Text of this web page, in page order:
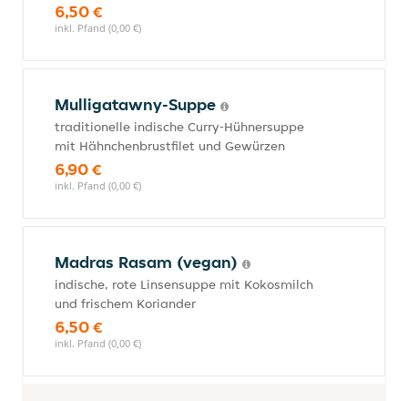
6,50 €
inkl. Pfand (0,00 €)
Mulligatawny-Suppe
traditionelle indische Curry-Hühnersuppe
mit Hähnchenbrustfilet und Gewürzen
6,90 €
inkl. Pfand (0,00 €)
Madras Rasam (vegan)
indische, rote Linsensuppe mit Kokosmilch
und frischem Koriander
6,50 €
inkl. Pfand (0,00 €)